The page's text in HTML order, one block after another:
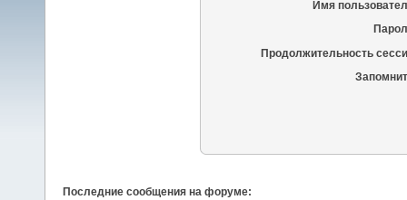
Имя
Продолжительность
Последние сообщения на форуме: